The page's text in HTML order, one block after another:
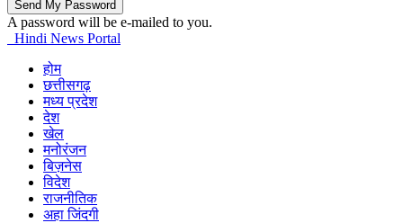
A password will be e-mailed to you.
Hindi News Portal
होम
छत्तीसगढ़
मध्य प्रदेश
देश
खेल
मनोरंजन
बिज़नेस
विदेश
राजनीतिक
अहा जिंदगी